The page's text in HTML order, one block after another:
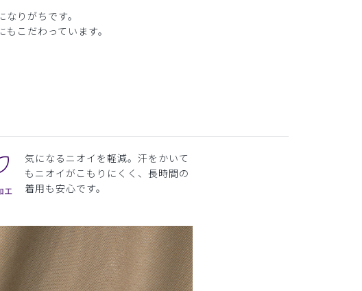
りがちです。
こだわっています。
気になるニオイを軽減。汗をかいて
もニオイがこもりにくく、長時間の
着用も安心です。